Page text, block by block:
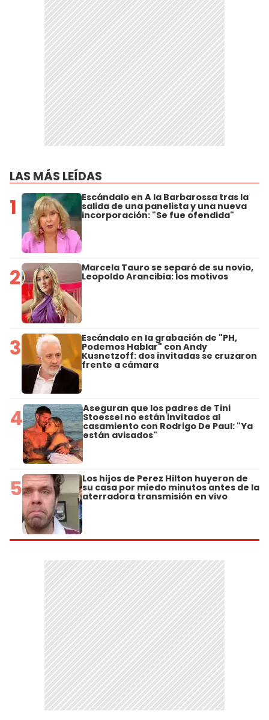
LAS MÁS LEÍDAS
1 Escándalo en A la Barbarossa tras la
salida de una panelista y una nueva
incorporación: "Se fue ofendida"
2 Marcela Tauro se separó de su novio,
Leopoldo Arancibia: los motivos
3 Escándalo en la grabación de "PH,
Podemos Hablar" con Andy
Kusnetzoff: dos invitadas se cruzaron
frente a cámara
4 Aseguran que los padres de Tini
Stoessel no están invitados al
casamiento con Rodrigo De Paul: "Ya
están avisados"
5 Los hijos de Perez Hilton huyeron de
su casa por miedo minutos antes de la
aterradora transmisión en vivo